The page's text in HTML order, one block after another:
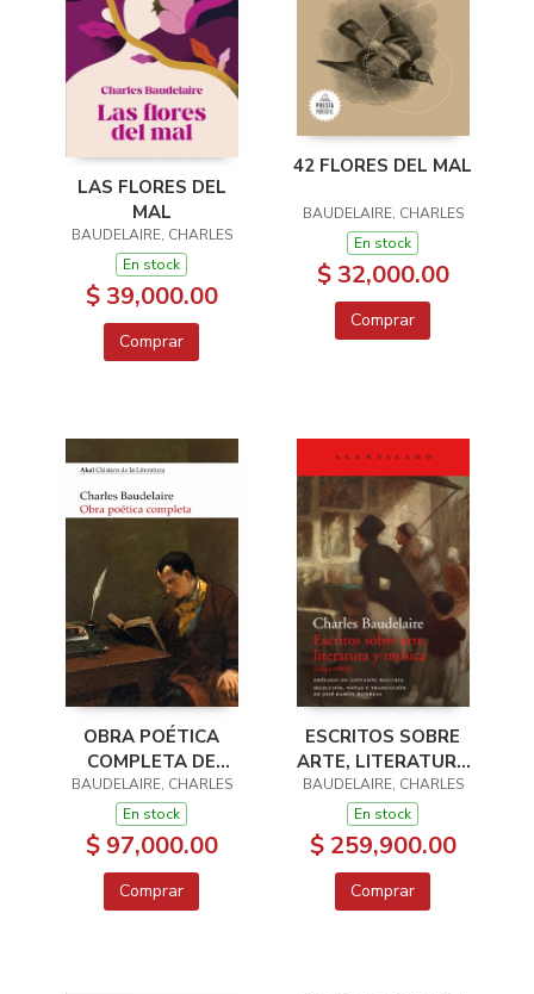
LAS FLORES DEL
MAL
BAUDELAIRE, CHARLES
En stock
$ 39,000.00
Comprar
42 FLORES DEL MAL
BAUDELAIRE, CHARLES
En stock
$ 32,000.00
Comprar
OBRA POÉTICA
COMPLETA DE
BAUDELAIRE
BAUDELAIRE, CHARLES
En stock
$ 97,000.00
Comprar
ESCRITOS SOBRE
ARTE, LITERATURA
Y MÚSICA
BAUDELAIRE, CHARLES
En stock
$ 259,900.00
Comprar